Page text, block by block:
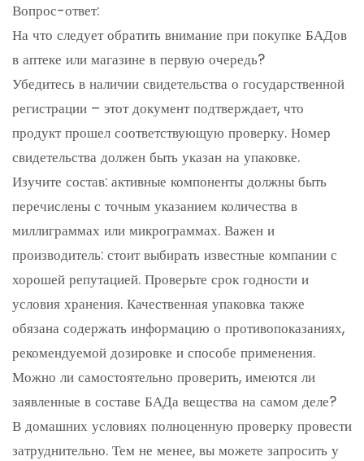
Вопрос-ответ:
На что следует обратить внимание при покупке БАДов
в аптеке или магазине в первую очередь?
Убедитесь в наличии свидетельства о государственной
регистрации – этот документ подтверждает, что
продукт прошел соответствующую проверку. Номер
свидетельства должен быть указан на упаковке.
Изучите состав: активные компоненты должны быть
перечислены с точным указанием количества в
миллиграммах или микрограммах. Важен и
производитель: стоит выбирать известные компании с
хорошей репутацией. Проверьте срок годности и
условия хранения. Качественная упаковка также
обязана содержать информацию о противопоказаниях,
рекомендуемой дозировке и способе применения.
Можно ли самостоятельно проверить, имеются ли
заявленные в составе БАДа вещества на самом деле?
В домашних условиях полноценную проверку провести
затруднительно. Тем не менее, вы можете запросить у